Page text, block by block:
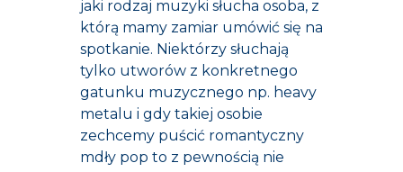
jaki rodzaj muzyki słucha osoba, z
którą mamy zamiar umówić się na
spotkanie. Niektórzy słuchają
tylko utworów z konkretnego
gatunku muzycznego np. heavy
metalu i gdy takiej osobie
zechcemy puścić romantyczny
mdły pop to z pewnością nie